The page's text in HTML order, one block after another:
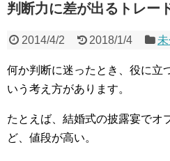
判断力に差が出るトレー
2014/4/2 2018/1/4
何か判断に迷ったとき、役に立
いう考え方があります。
たとえば、結婚式の披露宴でオ
ど、値段が高い。